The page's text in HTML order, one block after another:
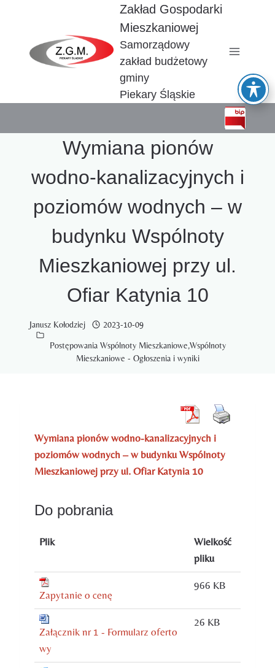
Zakład Gospodarki
Mieszkaniowej
Samorządowy
zakład budżetowy
gminy
Piekary Śląskie
Wymiana pionów
wodno-kanalizacyjnych i
poziomów wodnych – w
budynku Wspólnoty
Mieszkaniowej przy ul.
Ofiar Katynia 10
Janusz Kołodziej 2023-10-09
Postępowania Wspólnoty Mieszkaniowe,Wspólnoty
Mieszkaniowe - Ogłoszenia i wyniki
Wymiana pionów wodno-kanalizacyjnych i
poziomów wodnych – w budynku Wspólnoty
Mieszkaniowej przy ul. Ofiar Katynia 10
Do pobrania
Plik
Wielkość
pliku
Zapytanie o cenę
966 KB
Załącznik nr 1 - Formularz oferto
wy
26 KB